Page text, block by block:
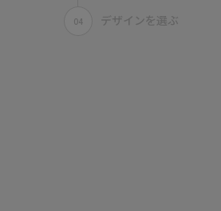
04 デザインを選ぶ